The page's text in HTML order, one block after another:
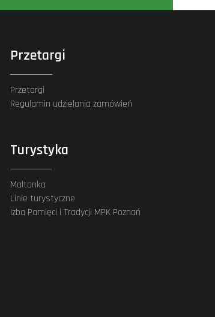
Przetargi
Przetargi
Regulamin udzielania zamówień
Turystyka
Maltanka
Linie turystyczne
Izba Pamięci i Tradycji MPK Poznań